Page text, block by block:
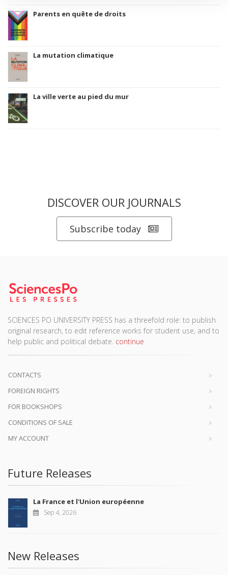
Parents en quête de droits
La mutation climatique
La ville verte au pied du mur
DISCOVER OUR JOURNALS
Subscribe today
SCIENCES PO UNIVERSITY PRESS has a threefold role: to publish
original research, to edit reference works for student use, and to
help public and political debate. continue
CONTACTS
FOREIGN RIGHTS
FOR BOOKSHOPS
CONDITIONS OF SALE
MY ACCOUNT
Future Releases
La France et l'Union européenne
Sep 4, 2026
New Releases